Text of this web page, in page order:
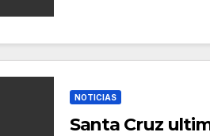
NOTICIAS
Santa Cruz